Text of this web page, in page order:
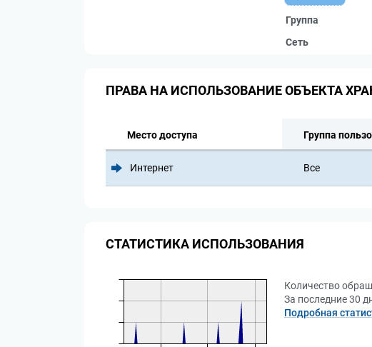
Группа
Сеть
ПРАВА НА ИСПОЛЬЗОВАНИЕ ОБЪЕКТА
Место доступа Группа
Интернет Все
СТАТИСТИКА ИСПОЛЬЗОВАНИЯ
Количество
За последние 30
Подробная